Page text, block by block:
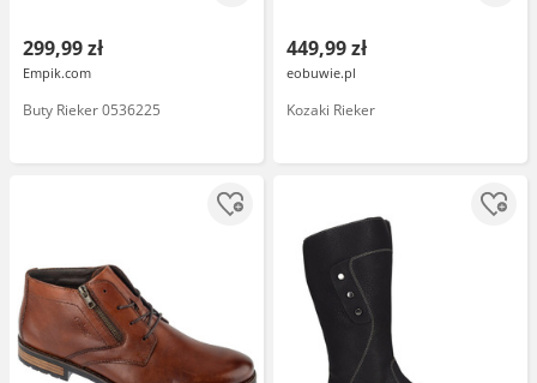
299,99 zł
Empik.com
Buty Rieker 0536225
449,99 zł
eobuwie.pl
Kozaki Rieker